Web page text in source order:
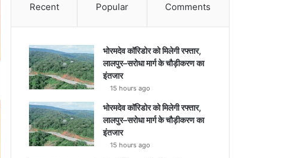
Recent Popular Comments
भोरमदेव कॉरिडोर को मिलेगी रफ्तार,
लालपुर–सरोधा मार्ग के चौड़ीकरण का
इंतजार
15 hours ago
भोरमदेव कॉरिडोर को मिलेगी रफ्तार,
लालपुर–सरोधा मार्ग के चौड़ीकरण का
इंतजार
15 hours ago